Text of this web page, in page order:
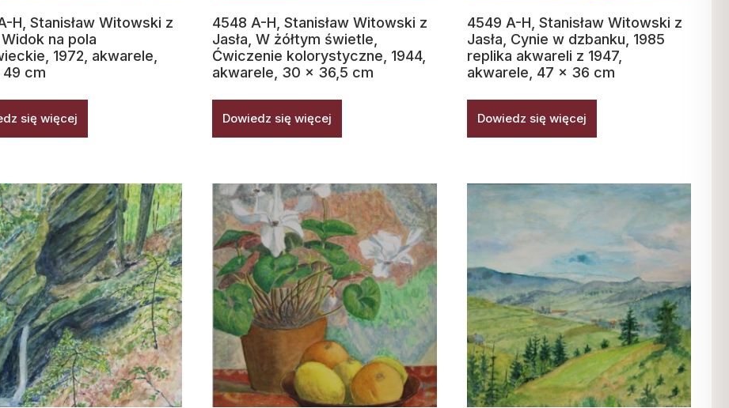
H, Stanisław Witowski z
Widok na pola
1972, akwarele,
49 cm
się więcej
4548 A-H, Stanisław Witowski z
Jasła, W żółtym świetle,
Ćwiczenie kolorystyczne, 1944,
akwarele, 30 x 36,5 cm
Dowiedz się więcej
4549 A-H, Stanisław Witowski z
Jasła, Cynie w dzbanku, 1985
replika akwareli z 1947,
akwarele, 47 x 36 cm
Dowiedz się więcej